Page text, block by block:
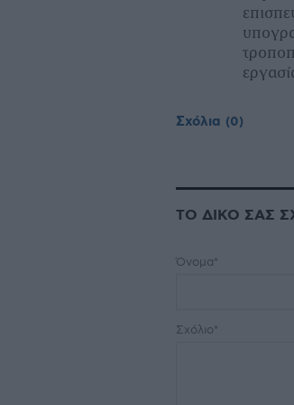
Σχόλια (0)
ΤΟ ΔΙΚΟ ΣΑΣ
Όνομα*
Σχόλιο*